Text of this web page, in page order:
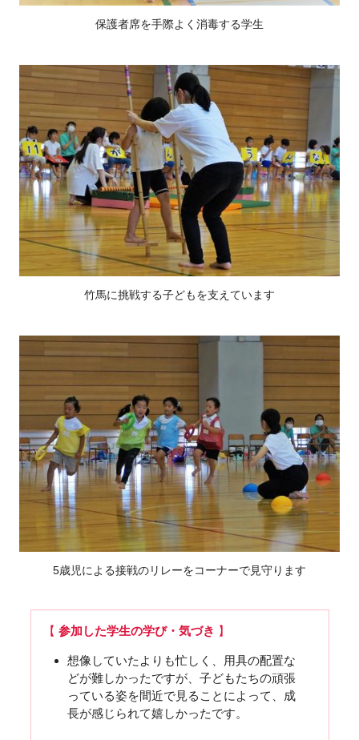
保護者席を手際よく消毒する学生
竹馬に挑戦する子どもを支えています
5歳児による接戦のリレーをコーナーで見守ります
【 参加した学生の学び・気づき 】
想像していたよりも忙しく、用具の配置な
どが難しかったですが、子どもたちの頑張
っている姿を間近で見ることによって、成
長が感じられて嬉しかったです。